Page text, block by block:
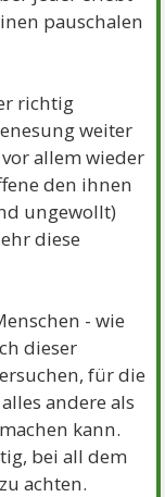
pauschalen
richtig
weiter
allem wieder
den ihnen
ungewollt)
diese
- wie
dieser
für die
andere als
kann.
bei all dem
achten.